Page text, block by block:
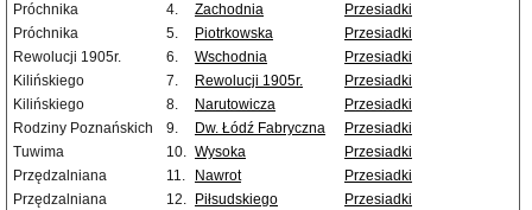
Próchnika
4. Zachodnia
Przesiadki
Próchnika
5. Piotrkowska
Przesiadki
Rewolucji 1905r.
6. Wschodnia
Przesiadki
Kilińskiego
7. Rewolucji 1905r.
Przesiadki
Kilińskiego
8. Narutowicza
Przesiadki
Rodziny Poznańskich
9. Dw. Łódź Fabryczna
Przesiadki
Tuwima
10. Wysoka
Przesiadki
Przędzalniana
11. Nawrot
Przesiadki
Przędzalniana
12. Piłsudskiego
Przesiadki